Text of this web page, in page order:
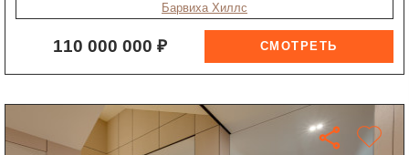
Барвиха Хиллс
110 000 000 ₽